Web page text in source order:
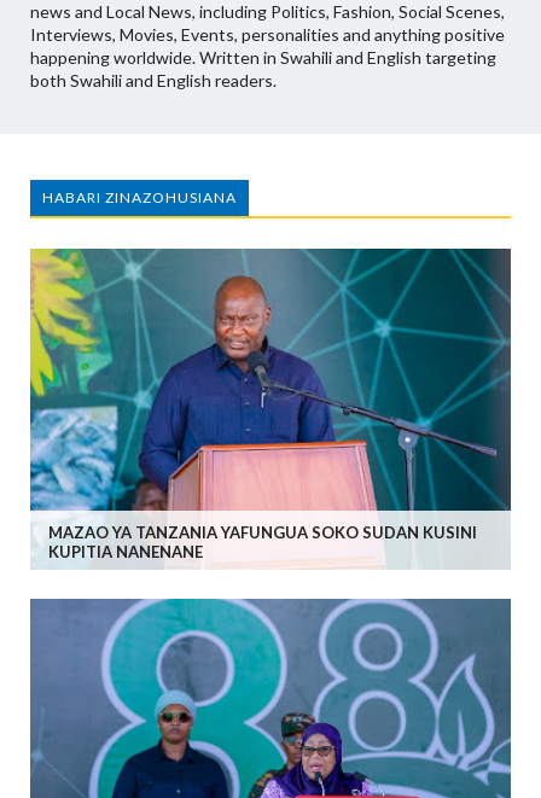
news and Local News, including Politics, Fashion, Social Scenes,
Interviews, Movies, Events, personalities and anything positive
happening worldwide. Written in Swahili and English targeting
both Swahili and English readers.
HABARI ZINAZOHUSIANA
MAZAO YA TANZANIA YAFUNGUA SOKO SUDAN KUSINI
KUPITIA NANENANE